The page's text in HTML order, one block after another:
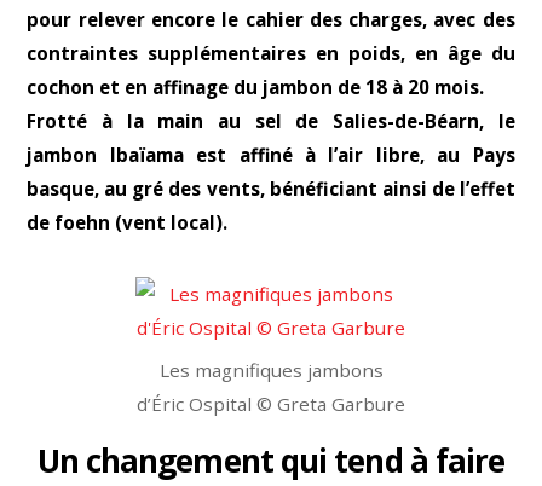
pour relever encore le cahier des charges, avec des
contraintes supplémentaires en poids, en âge du
cochon et en affinage du jambon de 18 à 20 mois.
Frotté à la main au sel de Salies-de-Béarn, le
jambon Ibaïama est affiné à l’air libre, au Pays
basque, au gré des vents, bénéficiant ainsi de l’effet
de foehn (vent local).
Les magnifiques jambons
d’Éric Ospital © Greta Garbure
Un changement qui tend à faire